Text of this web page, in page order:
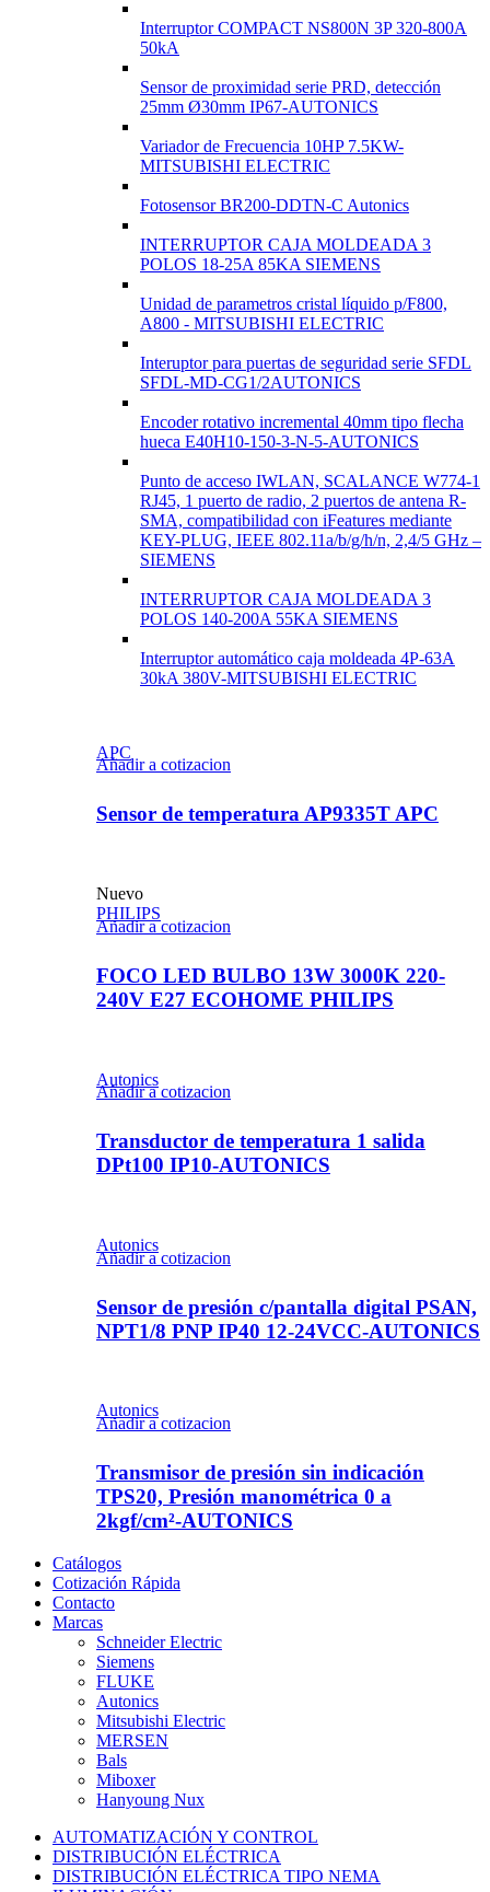
Interruptor COMPACT NS800N 3P 320-800A
50kA
Sensor de proximidad serie PRD, detección
25mm Ø30mm IP67-AUTONICS
Variador de Frecuencia 10HP 7.5KW-
MITSUBISHI ELECTRIC
Fotosensor BR200-DDTN-C Autonics
INTERRUPTOR CAJA MOLDEADA 3
POLOS 18-25A 85KA SIEMENS
Unidad de parametros cristal líquido p/F800,
A800 - MITSUBISHI ELECTRIC
Interuptor para puertas de seguridad serie SFDL
SFDL-MD-CG1/2AUTONICS
Encoder rotativo incremental 40mm tipo flecha
hueca E40H10-150-3-N-5-AUTONICS
Punto de acceso IWLAN, SCALANCE W774-1
RJ45, 1 puerto de radio, 2 puertos de antena R-
SMA, compatibilidad con iFeatures mediante
KEY-PLUG, IEEE 802.11a/b/g/h/n, 2,4/5 GHz –
SIEMENS
INTERRUPTOR CAJA MOLDEADA 3
POLOS 140-200A 55KA SIEMENS
Interruptor automático caja moldeada 4P-63A
30kA 380V-MITSUBISHI ELECTRIC
APC
Añadir a cotizacion
Sensor de temperatura AP9335T APC
Nuevo
PHILIPS
Añadir a cotizacion
FOCO LED BULBO 13W 3000K 220-
240V E27 ECOHOME PHILIPS
Autonics
Añadir a cotizacion
Transductor de temperatura 1 salida
DPt100 IP10-AUTONICS
Autonics
Añadir a cotizacion
Sensor de presión c/pantalla digital PSAN,
NPT1/8 PNP IP40 12-24VCC-AUTONICS
Autonics
Añadir a cotizacion
Transmisor de presión sin indicación
TPS20, Presión manométrica 0 a
2kgf/cm²-AUTONICS
Catálogos
Cotización Rápida
Contacto
Marcas
Schneider Electric
Siemens
FLUKE
Autonics
Mitsubishi Electric
MERSEN
Bals
Miboxer
Hanyoung Nux
AUTOMATIZACIÓN Y CONTROL
DISTRIBUCIÓN ELÉCTRICA
DISTRIBUCIÓN ELÉCTRICA TIPO NEMA